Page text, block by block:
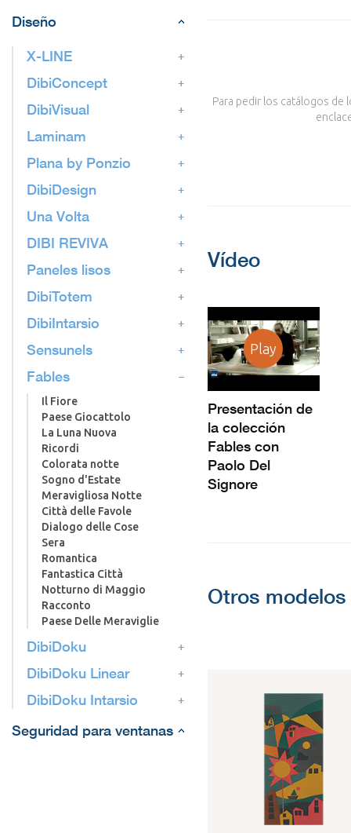
Diseño
X-LINE
DibiConcept
DibiVisual
Laminam
Plana by Ponzio
DibiDesign
Una Volta
DIBI REVIVA
Paneles lisos
DibiTotem
DibiIntarsio
Sensunels
Fables
Il Fiore
Paese Giocattolo
La Luna Nuova
Ricordi
Colorata notte
Sogno d'Estate
Meravigliosa Notte
Città delle Favole
Dialogo delle Cose
Sera
Romantica
Fantastica Città
Notturno di Maggio
Racconto
Paese Delle Meraviglie
DibiDoku
DibiDoku Linear
DibiDoku Intarsio
Seguridad para ventanas
Para pedir los catálogos de
Vídeo
Play
Presentación de
la colección
Fables con
Paolo Del
Signore
Otros